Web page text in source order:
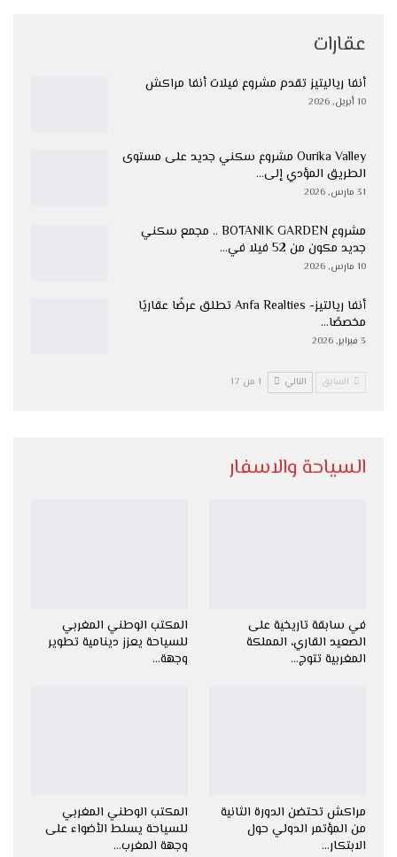
عقارات
أنفا رياليتيز تقدم مشروع فيلات أنفا مراكش
10 أبريل, 2026
Ourika Valley مشروع سكني جديد على مستوى
الطريق المؤدي إلى…
31 مارس, 2026
مشروع BOTANIK GARDEN .. مجمع سكني
جديد مكون من 52 فيلا في…
10 مارس, 2026
أنفا ريالتيز- Anfa Realties تطلق عرضًا عقاريًا
مخصصًا…
3 فبراير, 2026
السابق التالي 1 من 17
السياحة والاسفار
في سابقة تاريخية على
الصعيد القاري، المملكة
المغربية تتوج…
المكتب الوطني المغربي
للسياحة يعزز دينامية تطوير
وجهة…
مراكش تحتضن الدورة الثانية
من المؤتمر الدولي حول
الابتكار…
المكتب الوطني المغربي
للسياحة يسلط الأضواء على
وجهة المغرب…